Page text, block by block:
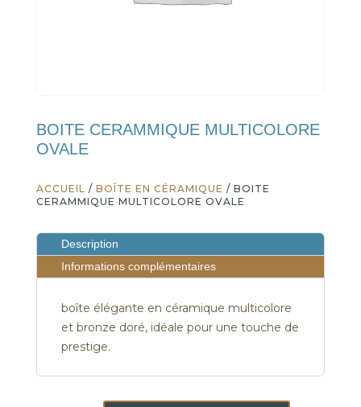
BOITE CERAMMIQUE MULTICOLORE
OVALE
ACCUEIL / BOÎTE EN CÉRAMIQUE / BOITE
CERAMMIQUE MULTICOLORE OVALE
Description
Informations complémentaires
boîte élégante en céramique multicolore
et bronze doré, idéale pour une touche de
prestige.